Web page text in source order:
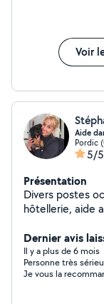
Voir
Aide
Pordic
5/5
Présentation
Divers postes
hôtellerie, aide
Dernier avis
Il y a plus de 6 mois
Personne très
Je vous la